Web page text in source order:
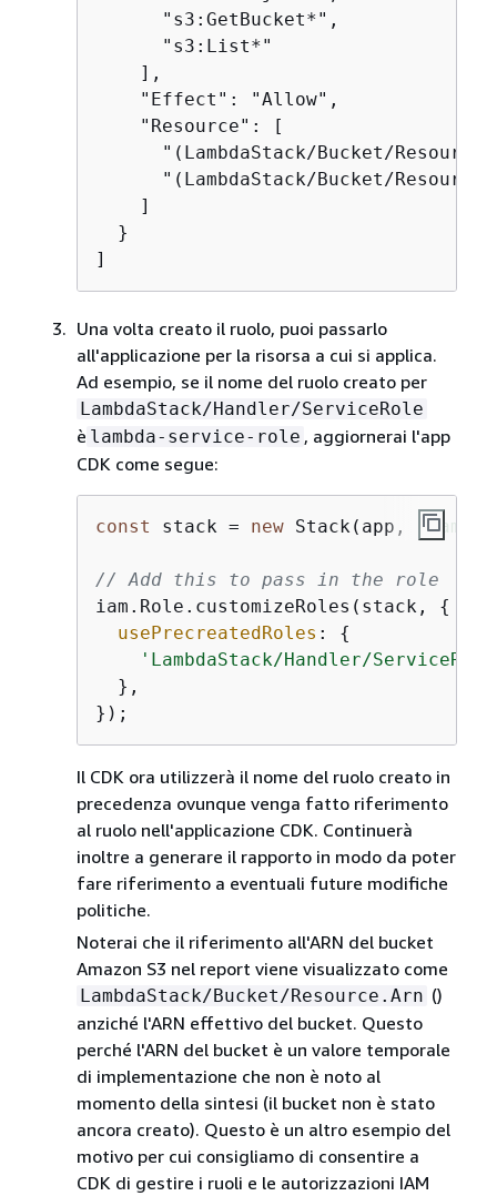
      "s3:GetBucket*",
      "s3:List*"
    ],
    "Effect": "Allow",
    "Resource": [
"(LambdaStack/Bucket/
"(LambdaStack/Bucket/
    ]
  }
]
Una volta creato il ruolo, puoi passarlo
all'applicazione per la risorsa a cui si applica.
Ad esempio, se il nome del ruolo creato per
LambdaStack/Handler/ServiceRole
è lambda-service-role , aggiornerai l'app
CDK come segue:
const stack = new Stack(app,
// Add this to pass in the role
iam.Role.customizeRoles(stack, {
usePrecreatedRoles : {
'LambdaStack/Handler/
  },
});
Il CDK ora utilizzerà il nome del ruolo creato in
precedenza ovunque venga fatto riferimento
al ruolo nell'applicazione CDK. Continuerà
inoltre a generare il rapporto in modo da poter
fare riferimento a eventuali future modifiche
politiche.
Noterai che il riferimento all'ARN del bucket
Amazon S3 nel report viene visualizzato come
LambdaStack/Bucket/Resource.Arn ()
anziché l'ARN effettivo del bucket. Questo
perché l'ARN del bucket è un valore temporale
di implementazione che non è noto al
momento della sintesi (il bucket non è stato
ancora creato). Questo è un altro esempio del
motivo per cui consigliamo di consentire a
CDK di gestire i ruoli e le autorizzazioni IAM